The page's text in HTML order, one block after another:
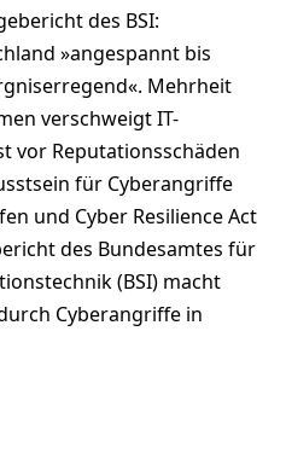
des BSI:
»angespannt bis
Mehrheit
verschweigt IT-
vor Reputationsschäden
für Cyberangriffe
und Cyber Resilience Act
des Bundesamtes für
(BSI) macht
Cyberangriffe in